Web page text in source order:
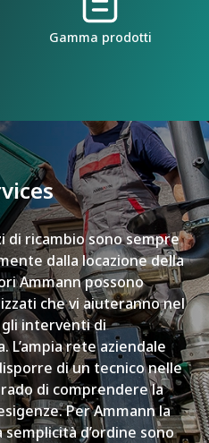
Gamma prodotti
di ricambio sono sempre
dalla locazione della
Ammann possono
che vi aiuteranno nel
interventi di
rete aziendale
di un tecnico nelle
di comprendere la
Per Ammann la
d’ordine sono